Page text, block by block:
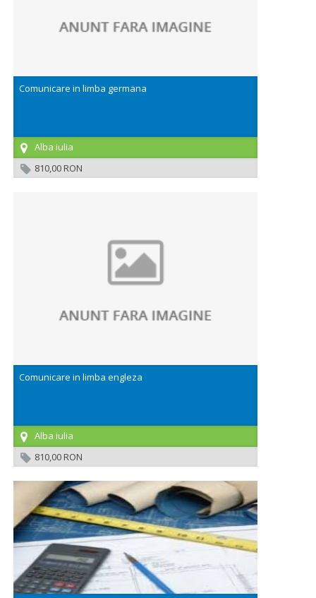
Comunicare in limba germana
Alba iulia
810,00 RON
Comunicare in limba engleza
Alba iulia
810,00 RON